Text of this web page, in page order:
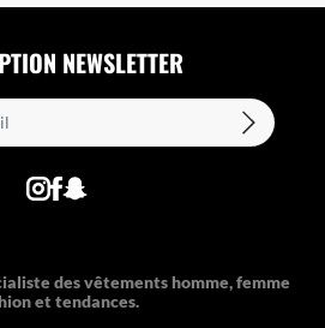
NEWSLETTER
des vêtements homme, femme
et tendances.